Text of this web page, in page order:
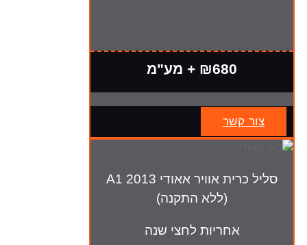
₪680 + מע"מ
צור קשר
סליל כרית אוויר אאודי A1 2013
(ללא התקנה)
אחריות לחצי שנה